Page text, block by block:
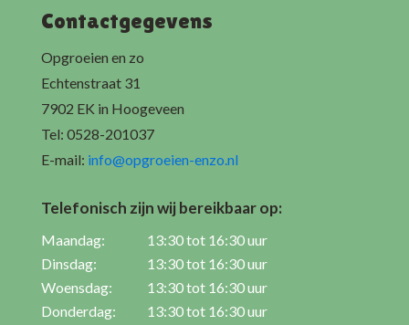
Contactgegevens
Opgroeien en zo
Echtenstraat 31
7902 EK in Hoogeveen
Tel: 0528-201037
E-mail: info@opgroeien-enzo.nl
Telefonisch zijn wij bereikbaar op:
Maandag:
13:30 tot 16:30 uur
Dinsdag:
13:30 tot 16:30 uur
Woensdag:
13:30 tot 16:30 uur
Donderdag:
13:30 tot 16:30 uur